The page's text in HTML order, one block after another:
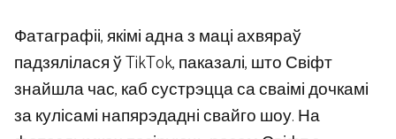
Фатаграфіі, якімі адна з маці ахвяраў
падзялілася ў TikTok, паказалі, што Свіфт
знайшла час, каб сустрэцца са сваімі дочкамі
за кулісамі напярэдадні свайго шоу. На